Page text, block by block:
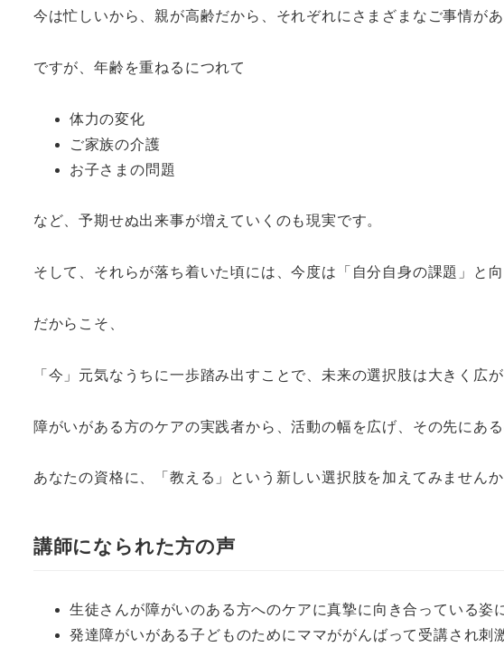
今は忙しいから、親が高齢だから、それぞれにさまざまなご事情があ
ですが、年齢を重ねるにつれて
体力の変化
ご家族の介護
お子さまの問題
など、予期せぬ出来事が増えていくのも現実です。
そして、それらが落ち着いた頃には、今度は「自分自身の課題」と
だからこそ、
「今」元気なうちに一歩踏み出すことで、未来の選択肢は大きく広が
障がいがある方のケアの実践者から、活動の幅を広げ、その先にあ
あなたの資格に、「教える」という新しい選択肢を加えてみませんか
講師になられた方の声
生徒さんが障がいのある方へのケアに真摯に向き合っている姿
発達障がいがある子どものためにママががんばって受講され刺